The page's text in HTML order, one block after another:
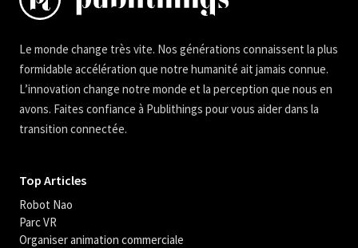
Le monde change très vite. Nos générations connaissent la plus
formidable accélération que notre humanité ait jamais connue.
L’innovation change notre monde et la perception que nous en
avons. Faites confiance à Publithings pour vous aider dans la
transition connectée.
Top Articles
Robot Nao
Parc VR
Organiser animation commerciale